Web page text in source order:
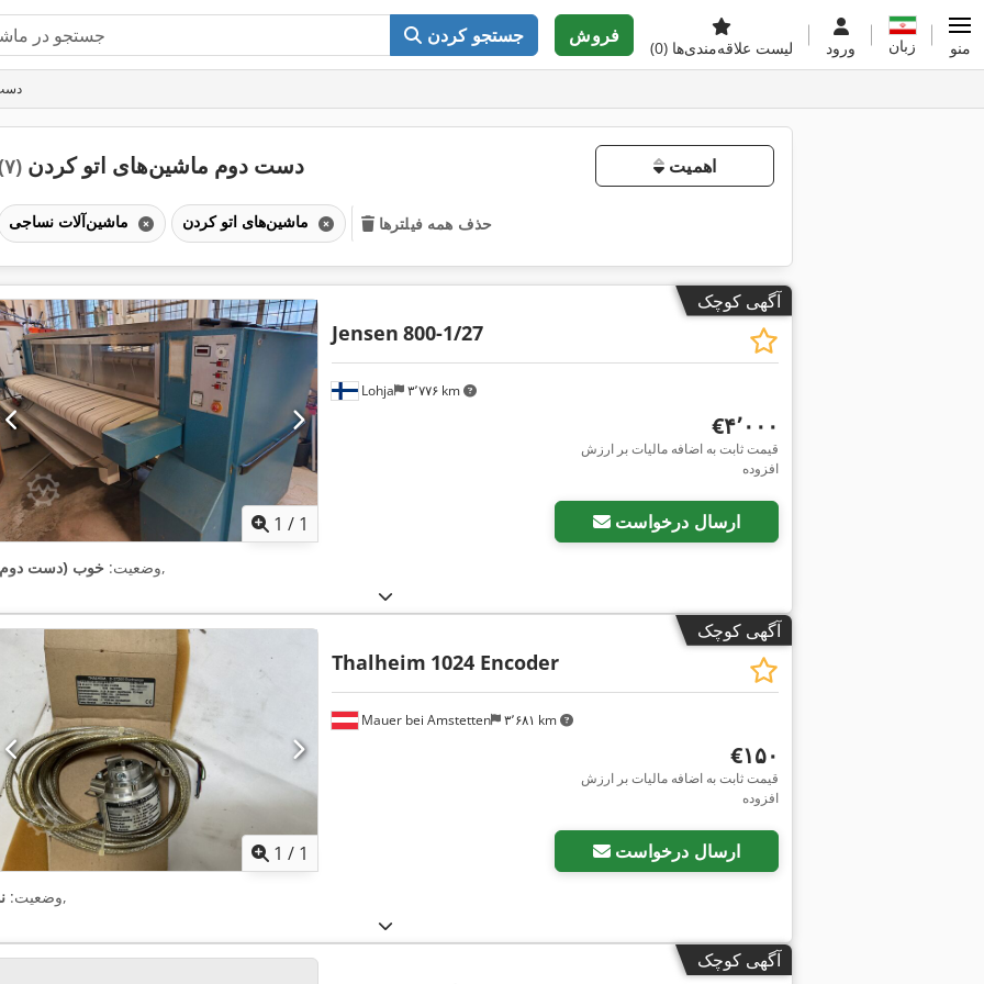
جستجو کردن فروش
لیست علاقه‌مندی‌ها (0) ورود زبان منو
دست دوم ماشین‌های اتو کردن (۷) اهمیت
حذف همه فیلترها
آگهی کوچک
1 / 1
Lohja ۳٬۷۷۶ km
Jensen 800-1/27
‎€۴٬۰۰۰
قیمت ثابت به اضافه مالیات بر ارزش
افزوده
ارسال درخواست
وضعیت: خوب (دست ,
آگهی کوچک
1 / 1
Mauer bei Amstetten ۳٬۶۸۱ km
Thalheim 1024 Encoder
‎€۱۵۰
قیمت ثابت به اضافه مالیات بر ارزش
افزوده
ارسال درخواست
وضعیت:,
آگهی کوچک